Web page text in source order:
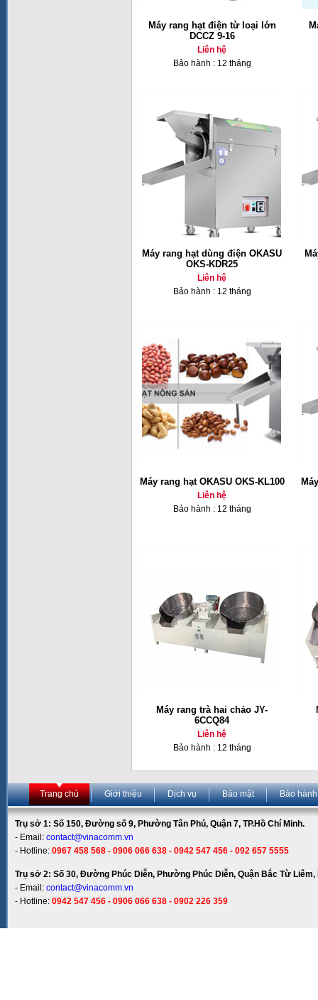
Máy rang hạt điện từ loại lớn
DCCZ 9-16
Liên hệ
Bảo hành : 12 tháng
Máy rang hạt dùng điện OKASU
OKS-KDR25
Liên hệ
Bảo hành : 12 tháng
Máy rang hạt OKASU OKS-KL100
Liên hệ
Bảo hành : 12 tháng
Máy rang trà hai chảo JY-
6CCQ84
Liên hệ
Bảo hành : 12 tháng
Trang chủ Giới thiệu Dịch vụ Bảo mật Bảo hành
Trụ sở 1: Số 150, Đường số 9, Phường Tân Phú, Quận 7, TP.Hồ Chí Minh.
- Email: contact@vinacomm.vn
- Hotline: 0967 458 568 - 0906 066 638 - 0942 547 456 - 092 657 5555
Trụ sở 2: Số 30, Đường Phúc Diễn, Phường Phúc Diễn, Quận Bắc Từ Liêm,
- Email: contact@vinacomm.vn
- Hotline: 0942 547 456 - 0906 066 638 - 0902 226 359